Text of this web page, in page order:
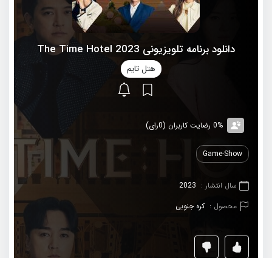
دانلود برنامه تلویزیونی 2023 The Time Hotel
هتل تایم
0% رضایت کاربران (0رای)
Game-Show
سال انتشار : 2023
محصول : کره جنوبی